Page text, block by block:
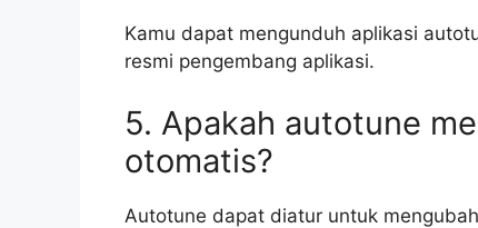
Kamu dapat mengunduh aplikasi
resmi pengembang aplikasi.
5. Apakah autotune
otomatis?
Autotune dapat diatur untuk